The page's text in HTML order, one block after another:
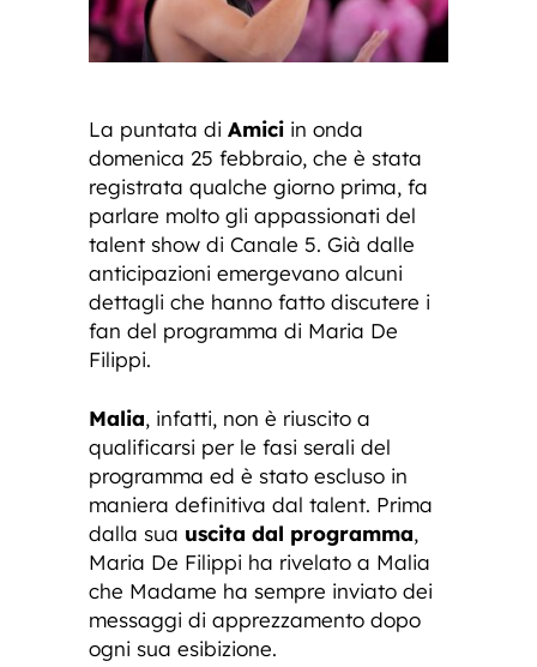
La puntata di Amici in onda
domenica 25 febbraio, che è stata
registrata qualche giorno prima, fa
parlare molto gli appassionati del
talent show di Canale 5. Già dalle
anticipazioni emergevano alcuni
dettagli che hanno fatto discutere i
fan del programma di Maria De
Filippi.
Malia, infatti, non è riuscito a
qualificarsi per le fasi serali del
programma ed è stato escluso in
maniera definitiva dal talent. Prima
dalla sua uscita dal programma,
Maria De Filippi ha rivelato a Malia
che Madame ha sempre inviato dei
messaggi di apprezzamento dopo
ogni sua esibizione.